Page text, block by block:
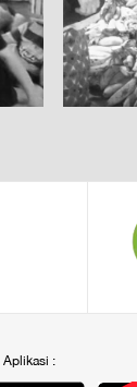
: